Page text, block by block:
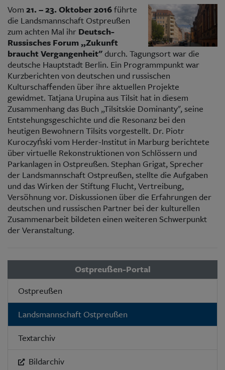
Vom 21. – 23. Oktober 2016führte
die Landsmannschaft Ostpreußen
zum achten Mal ihr Deutsch-
Russisches Forum „Zukunft
braucht Vergangenheit"durch. Tagungsort war die
deutsche Hauptstadt Berlin. Ein Programmpunkt war
Kurzberichten von deutschen und russischen
Kulturschaffenden über ihre aktuellen Projekte
gewidmet. Tatjana Urupina aus Tilsit hat in diesem
Zusammenhang das Buch „Tilsitskie Dominanty", seine
Entstehungsgeschichte und die Resonanz bei den
heutigen Bewohnern Tilsits vorgestellt. Dr. Piotr
Kuroczyński vom Herder-Institut in Marburg berichtete
über virtuelle Rekonstruktionen von Schlössern und
Parkanlagen in Ostpreußen. Stephan Grigat, Sprecher
der Landsmannschaft Ostpreußen, stellte die Aufgaben
und das Wirken der Stiftung Flucht, Vertreibung,
Versöhnung vor. Diskussionen über die Erfahrungen der
deutschen und russischen Partner bei der kulturellen
Zusammenarbeit bildeten einen weiteren Schwerpunkt
der Veranstaltung.
Ostpreußen-Portal
Ostpreußen
Landsmannschaft Ostpreußen
Textarchiv
Bildarchiv